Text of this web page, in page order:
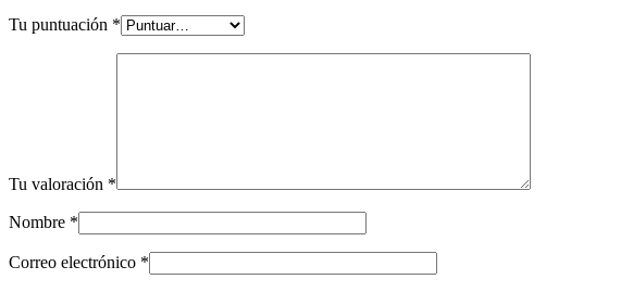
Tu puntuación *
Tu valoración *
Nombre *
Correo electrónico *